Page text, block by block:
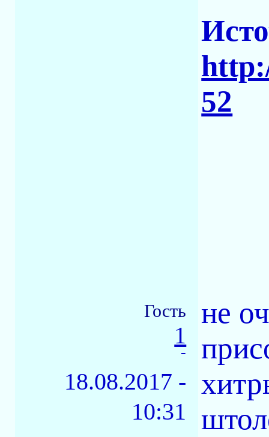
52
Гость
1
-
18.08.2017 -
10:31
не